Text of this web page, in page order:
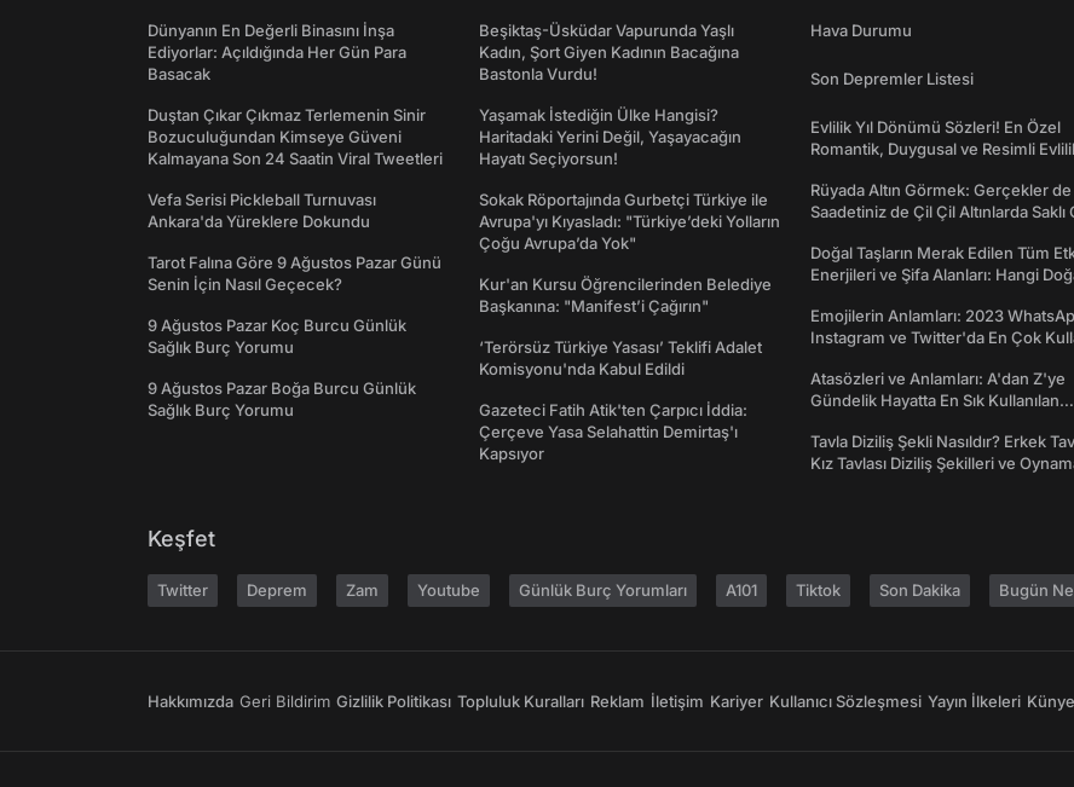
Dünyanın En Değerli Binasını İnşa
Ediyorlar: Açıldığında Her Gün Para
Basacak
Duştan Çıkar Çıkmaz Terlemenin Sinir
Bozuculuğundan Kimseye Güveni
Kalmayana Son 24 Saatin Viral Tweetleri
Vefa Serisi Pickleball Turnuvası
Ankara'da Yüreklere Dokundu
Tarot Falına Göre 9 Ağustos Pazar Günü
Senin İçin Nasıl Geçecek?
9 Ağustos Pazar Koç Burcu Günlük
Sağlık Burç Yorumu
9 Ağustos Pazar Boğa Burcu Günlük
Sağlık Burç Yorumu
Beşiktaş-Üsküdar Vapurunda Yaşlı
Kadın, Şort Giyen Kadının Bacağına
Bastonla Vurdu!
Yaşamak İstediğin Ülke Hangisi?
Haritadaki Yerini Değil, Yaşayacağın
Hayatı Seçiyorsun!
Sokak Röportajında Gurbetçi Türkiye ile
Avrupa'yı Kıyasladı: "Türkiye’deki Yolların
Çoğu Avrupa’da Yok"
Kur'an Kursu Öğrencilerinden Belediye
Başkanına: "Manifest’i Çağırın"
‘Terörsüz Türkiye Yasası’ Teklifi Adalet
Komisyonu'nda Kabul Edildi
Gazeteci Fatih Atik'ten Çarpıcı İddia:
Çerçeve Yasa Selahattin Demirtaş'ı
Kapsıyor
Hava Durumu
Son Depremler Listesi
Evlilik Yıl Dönümü Sözleri! En Özel
Romantik, Duygusal ve Resimli
Rüyada Altın Görmek: Gerçekler de
Saadetiniz de Çil Çil Altınlarda Saklı
Doğal Taşların Merak Edilen Tüm
Enerjileri ve Şifa Alanları: Hangi
Emojilerin Anlamları: 2023
Instagram ve Twitter'da En Çok
Atasözleri ve Anlamları: A'dan Z'ye
Gündelik Hayatta En Sık Kullanılan
Tavla Diziliş Şekli Nasıldır? Erkek
Kız Tavlası Diziliş Şekilleri ve
Keşfet
Twitter Deprem Zam Youtube Günlük Burç Yorumları A101 Tiktok Son Dakika Bugün
Hakkımızda Geri Bildirim Gizlilik Politikası Topluluk Kuralları Reklam İletişim Kariyer Kullanıcı Sözleşmesi Yayın İlkeleri Künye